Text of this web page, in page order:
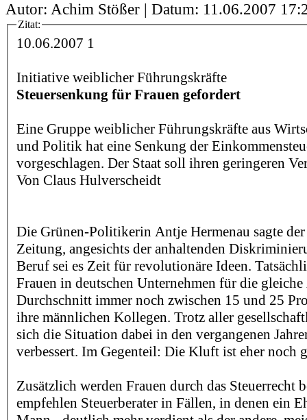
Autor: Achim Stößer | Datum: 11.06.2007
Zitat:
10.06.2007 1
Initiative weiblicher Führungskräfte
Steuersenkung für Frauen gefordert
Eine Gruppe weiblicher Führungskräfte aus
und Politik hat eine Senkung der
vorgeschlagen. Der Staat soll ihren geringeren
Von Claus Hulverscheidt
Die Grünen-Politikerin Antje Hermenau sagte der
Zeitung, angesichts der anhaltenden
Beruf sei es Zeit für revolutionäre Ideen.
Frauen in deutschen Unternehmen für die
Durchschnitt immer noch zwischen 15 und 25
ihre männlichen Kollegen. Trotz aller
sich die Situation dabei in den vergangenen
verbessert. Im Gegenteil: Die Kluft ist eher noch
Zusätzlich werden Frauen durch das Steuerrecht
empfehlen Steuerberater in Fällen, in denen ein